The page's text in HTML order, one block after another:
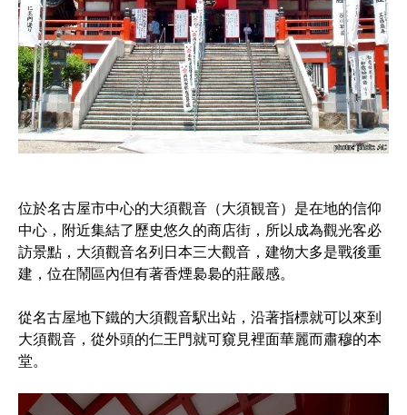
位於名古屋市中心的大須觀音（大須観音）是在地的信仰
中心，附近集結了歷史悠久的商店街，所以成為觀光客必
訪景點，大須觀音名列日本三大觀音，建物大多是戰後重
建，位在鬧區內但有著香煙裊裊的莊嚴感。
從名古屋地下鐵的大須觀音駅出站，沿著指標就可以來到
大須觀音，從外頭的仁王門就可窺見裡面華麗而肅穆的本
堂。